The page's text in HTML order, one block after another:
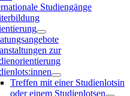
Studiengänge
zur
Treffen mit einer Studienlotsin
oder einem Studienlotsen